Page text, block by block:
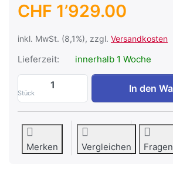
CHF 1’929.00
inkl. MwSt. (8,1%), zzgl. Versandkosten
Lieferzeit: innerhalb 1 Woche
Stück
Pumpe Aquamax
In den
Merken Vergleichen